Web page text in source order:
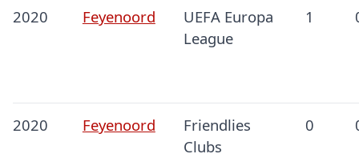
2020 Feyenoord
UEFA Europa
League
1
2020 Feyenoord
Friendlies
Clubs
0